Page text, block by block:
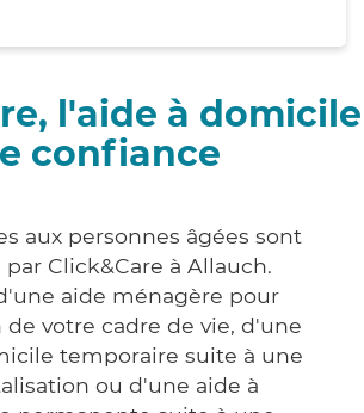
l'aide à domicile
confiance
aux personnes âgées sont
par Click&Care à Allauch.
aide ménagère pour
votre cadre de vie, d'une
temporaire suite à une
ou d'une aide à